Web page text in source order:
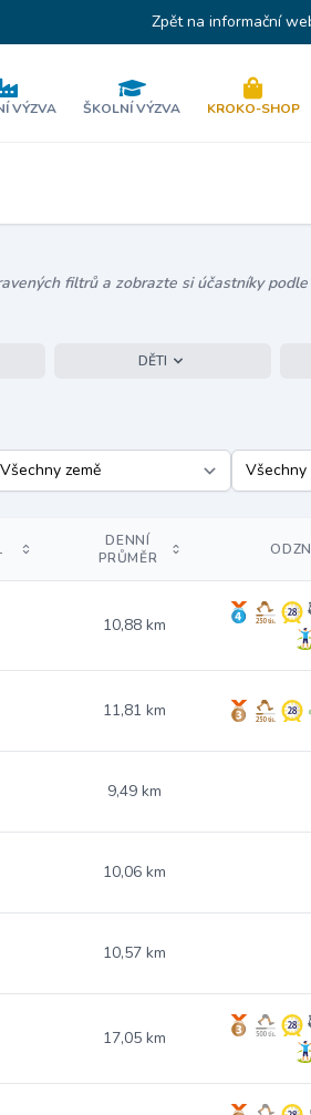
Zpět na informační
VÝZVA ŠKOLNÍ VÝZVA KROKO-SHOP
filtrů a zobrazte si účastníky
DĚTI
DENNÍ
PRŮMĚR
10,88 km
11,81 km
9,49 km
10,06 km
10,57 km
17,05 km